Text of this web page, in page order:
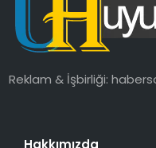
Reklam & İşbirliği:
Hakkımızda